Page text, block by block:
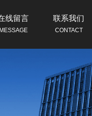
线留言
MESSAGE
联系我们
CONTACT